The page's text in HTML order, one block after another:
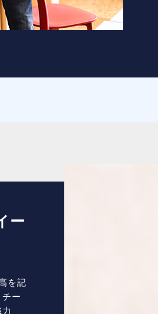
ー
を記
ー